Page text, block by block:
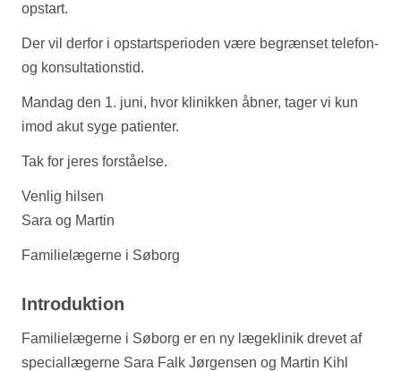
opstart.
Der vil derfor i opstartsperioden være begrænset telefon-
og konsultationstid.
Mandag den 1. juni, hvor klinikken åbner, tager vi kun
imod akut syge patienter.
Tak for jeres forståelse.
Venlig hilsen
Sara og Martin
Familielægerne i Søborg
Introduktion
Familielægerne i Søborg er en ny lægeklinik drevet af
speciallægerne Sara Falk Jørgensen og Martin Kihl